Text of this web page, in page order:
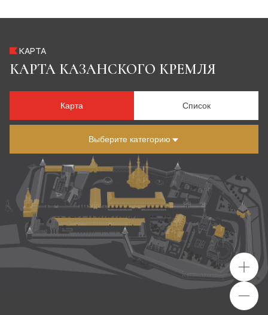
КАРТА
КАРТА КАЗАНСКОГО КРЕМЛЯ
Карта Список
Выберите категорию